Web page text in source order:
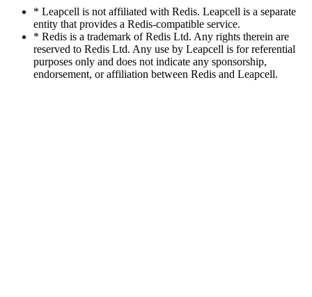
* Leapcell is not affiliated with Redis. Leapcell is a separate
entity that provides a Redis-compatible service.
* Redis is a trademark of Redis Ltd. Any rights therein are
reserved to Redis Ltd. Any use by Leapcell is for referential
purposes only and does not indicate any sponsorship,
endorsement, or affiliation between Redis and Leapcell.